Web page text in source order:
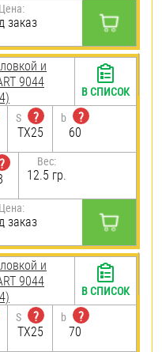
Цена:
заказ
и
9044
S
?
TX25
b
?
60
?
Вес:
12.5 гр.
Цена:
заказ
В СПИСОК
и
9044
S
?
TX25
b
?
70
В СПИСОК